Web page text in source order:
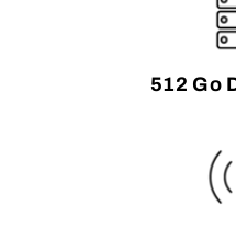
512 Go